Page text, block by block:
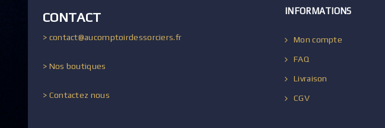
CONTACT
> contact@aucomptoirdessorciers.fr
> Nos boutiques
> Contactez nous
INFORMATIONS
Mon compte
FAQ
Livraison
CGV